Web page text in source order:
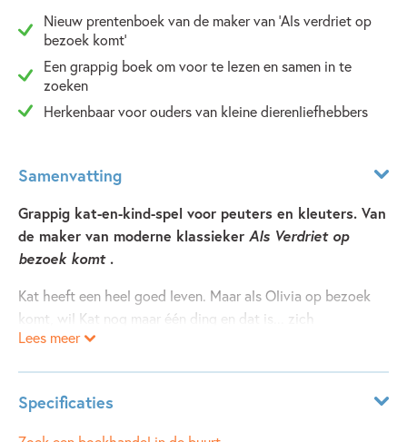
Nieuw prentenboek van de maker van 'Als verdriet op
bezoek komt'
Een grappig boek om voor te lezen en samen in te
zoeken
Herkenbaar voor ouders van kleine dierenliefhebbers
Samenvatting
Grappig kat-en-kind-spel voor peuters en kleuters. Van
de maker van moderne klassieker Als Verdriet op
bezoek komt .
Kat heeft een heel goed leven. Maar als Olivia op bezoek
komt, wil Kat nog maar één ding en dat is... zich
verstoppen.
inkten.
Lees meer
Specificaties